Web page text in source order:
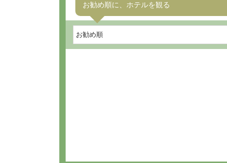
お勧め順に、ホテルを観る